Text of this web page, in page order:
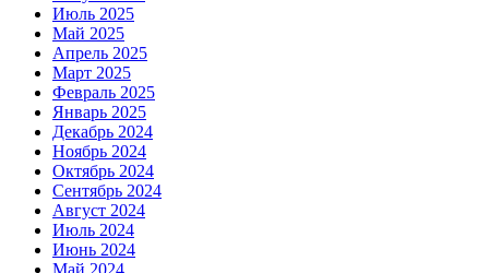
Июль 2025
Май 2025
Апрель 2025
Март 2025
Февраль 2025
Январь 2025
Декабрь 2024
Ноябрь 2024
Октябрь 2024
Сентябрь 2024
Август 2024
Июль 2024
Июнь 2024
Май 2024